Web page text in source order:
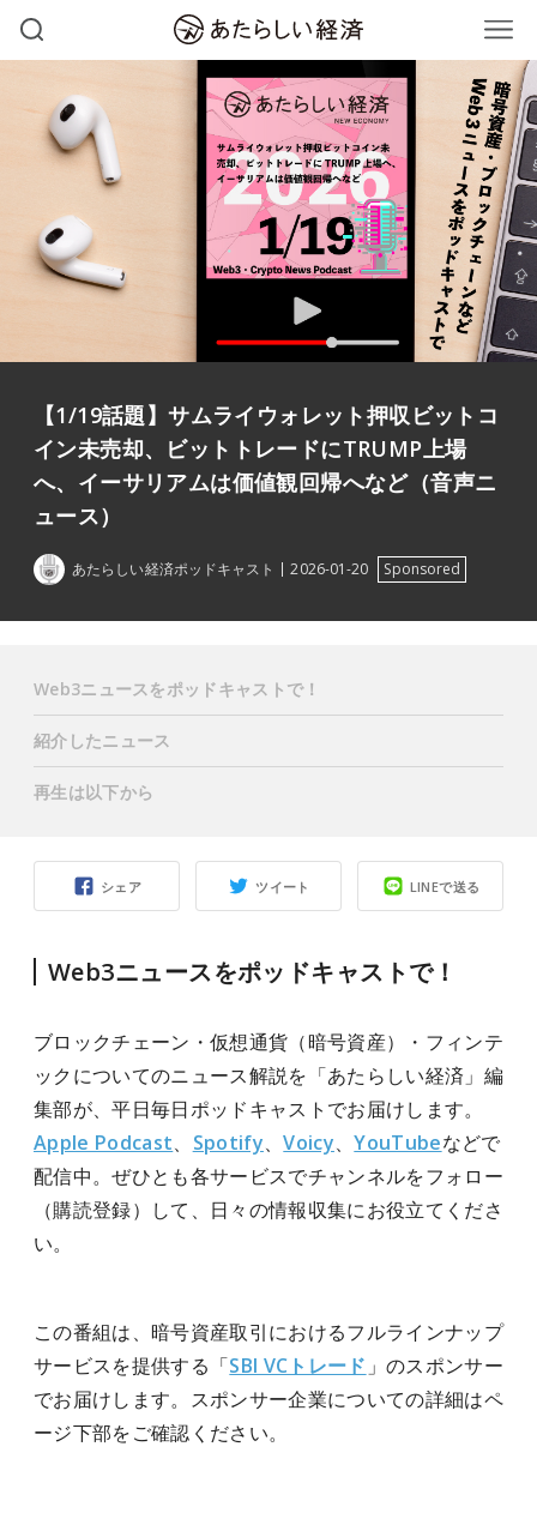
【1/19話題】サムライウォレット押収ビットコ
イン未売却、ビットトレードにTRUMP上場
へ、イーサリアムは価値観回帰へなど（音声ニ
ュース）
あたらしい経済ポッドキャスト 2026-01-20 Sponsored
シェア ツイート LINEで送る
Web3ニュースをポッドキャストで！
ブロックチェーン・仮想通貨（暗号資産）・フィンテ
ックについてのニュース解説を「あたらしい経済」編
集部が、平日毎日ポッドキャストでお届けします。
Apple Podcast、 Spotify、Voicy、YouTubeなどで
配信中。ぜひとも各サービスでチャンネルをフォロー
（購読登録）して、日々の情報収集にお役立てくださ
い。
この番組は、 暗号資産取引におけるフルラインナップ
サービスを提供する「SBI VCトレード 」のスポンサー
でお届けします。 スポンサー企業についての詳細はペ
ージ下部をご確認ください。
Web3ニュースをポッドキャストで！
紹介したニュース
再生は以下から